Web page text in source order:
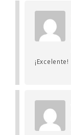
¡Excelente!